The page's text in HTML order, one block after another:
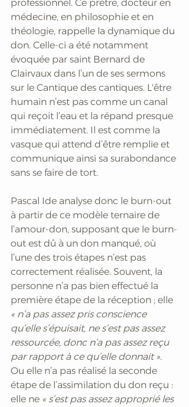
professionnel. Ce prêtre, docteur en
médecine, en philosophie et en
théologie, rappelle la dynamique du
don. Celle-ci a été notamment
évoquée par saint Bernard de
Clairvaux dans l’un de ses sermons
sur le Cantique des cantiques. L'être
humain n’est pas comme un canal
qui reçoit l’eau et la répand presque
immédiatement. Il est comme la
vasque qui attend d’être remplie et
communique ainsi sa surabondance
sans se faire de tort.
Pascal Ide analyse donc le burn-out
à partir de ce modèle ternaire de
l’amour-don, supposant que le burn-
out est dû à un don manqué, où
l’une des trois étapes n’est pas
correctement réalisée. Souvent, la
personne n’a pas bien effectué la
première étape de la réception ; elle
« n’a pas assez pris conscience
qu’elle s’épuisait, ne s’est pas assez
ressourcée, donc n’a pas assez reçu
par rapport à ce qu’elle donnait ».
Ou elle n’a pas réalisé la seconde
étape de l’assimilation du don reçu :
elle ne « s’est pas assez approprié les